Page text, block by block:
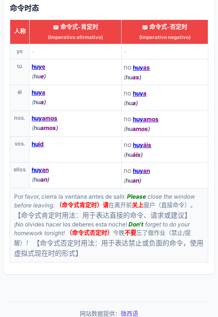
命令时态
人称
📖 命令式-肯定时
(Imperativo afirmativo)
📖 命令式-否定时
(Imperativo negativo)
yo - -
tú huye
(hue)
no huyas
(huas)
él huya
(hua)
no huya
(hua)
nos. huyamos
(huamos)
no huyamos
(huamos)
vos. huid no huyáis
(huáis)
ellos huyan
(huan)
no huyan
(huan)
Por favor, cierra la ventana antes de salir. Please close the window
before leaving.
（命令式肯定时） 请在离开前关上窗户（直接命令）。
【命令式肯定时用法：用于表达直接的命令、请求或建议】
¡No olvides hacer los deberes esta noche! Don't forget to do your
homework tonight!
（命令式否定时） 今晚不要忘了做作业（禁止/提
醒）！
【命令式否定时用法：用于表达禁止或负面的命令，使用
虚拟式现在时的形式】
网站数据提供： 微西语